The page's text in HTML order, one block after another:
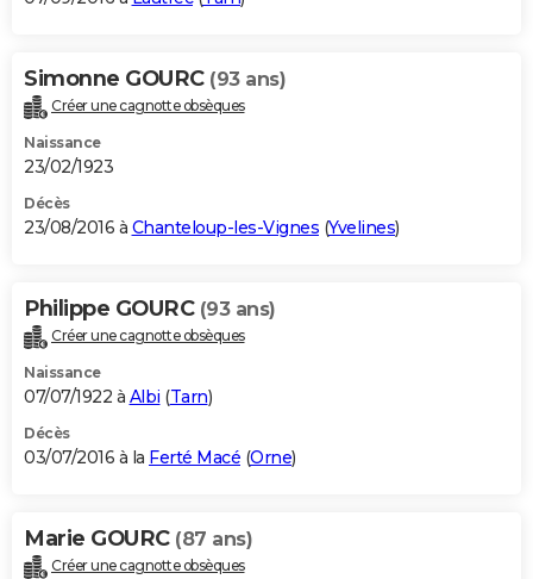
Simonne GOURC (93 ans)
Créer une cagnotte obsèques
Naissance
23/02/1923
Décès
23/08/2016 à Chanteloup-les-Vignes (Yvelines)
Philippe GOURC (93 ans)
Créer une cagnotte obsèques
Naissance
07/07/1922 à Albi (Tarn)
Décès
03/07/2016 à la Ferté Macé (Orne)
Marie GOURC (87 ans)
Créer une cagnotte obsèques